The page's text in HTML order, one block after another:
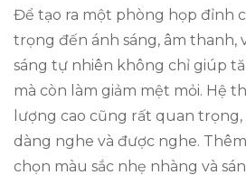
Để tạo ra một phòng họp đỉnh
trọng đến ánh sáng, âm thanh,
sáng tự nhiên không chỉ giúp
mà còn làm giảm mệt mỏi. Hệ
lượng cao cũng rất quan
dàng nghe và được nghe.
chọn màu sắc nhẹ nhàng và